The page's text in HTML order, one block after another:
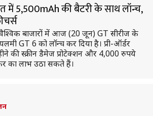
में 5,500mAh की बैटरी के साथ लॉन्च,
बाजारों में आज (20 जून) GT सीरीज के
GT 6 को लॉन्च कर दिया है। प्री-ऑर्डर
की स्क्रीन डैमेज प्रोटेक्शन और 4,000 रुपये
लाभ उठा सकते हैं।